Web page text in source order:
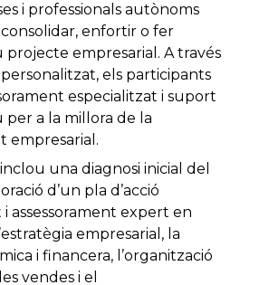
i professionals autònoms
enfortir o fer
projecte empresarial. A través
els participants
especialitzat i suport
per a la millora de la
empresarial.
una diagnosi inicial del
d’un pla d’acció
assessorament expert en
empresarial, la
i financera, l’organització
vendes i el